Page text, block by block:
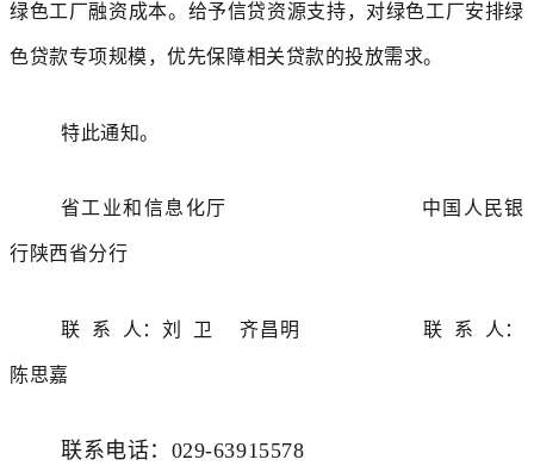
绿色工厂融资成本。给予信贷资源支持，对绿色工厂安排绿
色贷款专项规模，优先保障相关贷款的投放需求。
特此通知。
省工业和信息化厅 中国人民银
行陕西省分行
联 系 人：刘 卫 齐昌明 联 系 人：
陈思嘉
联系电话：029-63915578